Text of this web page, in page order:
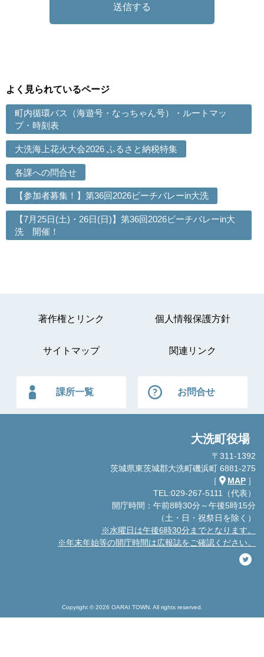
よく見られているページ
町内循環バス（海遊号・なっちゃん号）・ルートマッ
プ・時刻表
大洗海上花火大会2026 ふるさと納税特集
各課への問合せ
【参加者募集！】第36回2026ビーチバレーin大洗
【7月25日(土)・26日(日)】第36回2026ビーチバレーin大
洗 開催！
著作権とリンク 個人情報保護方針
サイトマップ 関連リンク
課所一覧 お問合せ
大洗町役場
〒311-1392
茨城県東茨城郡大洗町磯浜町 6881-275
［
MAP ］
TEL:029-267-5111（代表）
開庁時間：午前8時30分～午後5時15分
（土・日・祝祭日を除く）
※水曜日は午後6時30分までとなります。
※年末年始等の開庁時間は広報誌をご確認ください。
Copyright © 2026 OARAI TOWN. All rights reserved.